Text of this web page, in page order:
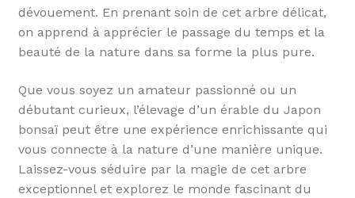
dévouement. En prenant soin de cet arbre délicat,
on apprend à apprécier le passage du temps et la
beauté de la nature dans sa forme la plus pure.
Que vous soyez un amateur passionné ou un
débutant curieux, l’élevage d’un érable du Japon
bonsaï peut être une expérience enrichissante qui
vous connecte à la nature d’une manière unique.
Laissez-vous séduire par la magie de cet arbre
exceptionnel et explorez le monde fascinant du